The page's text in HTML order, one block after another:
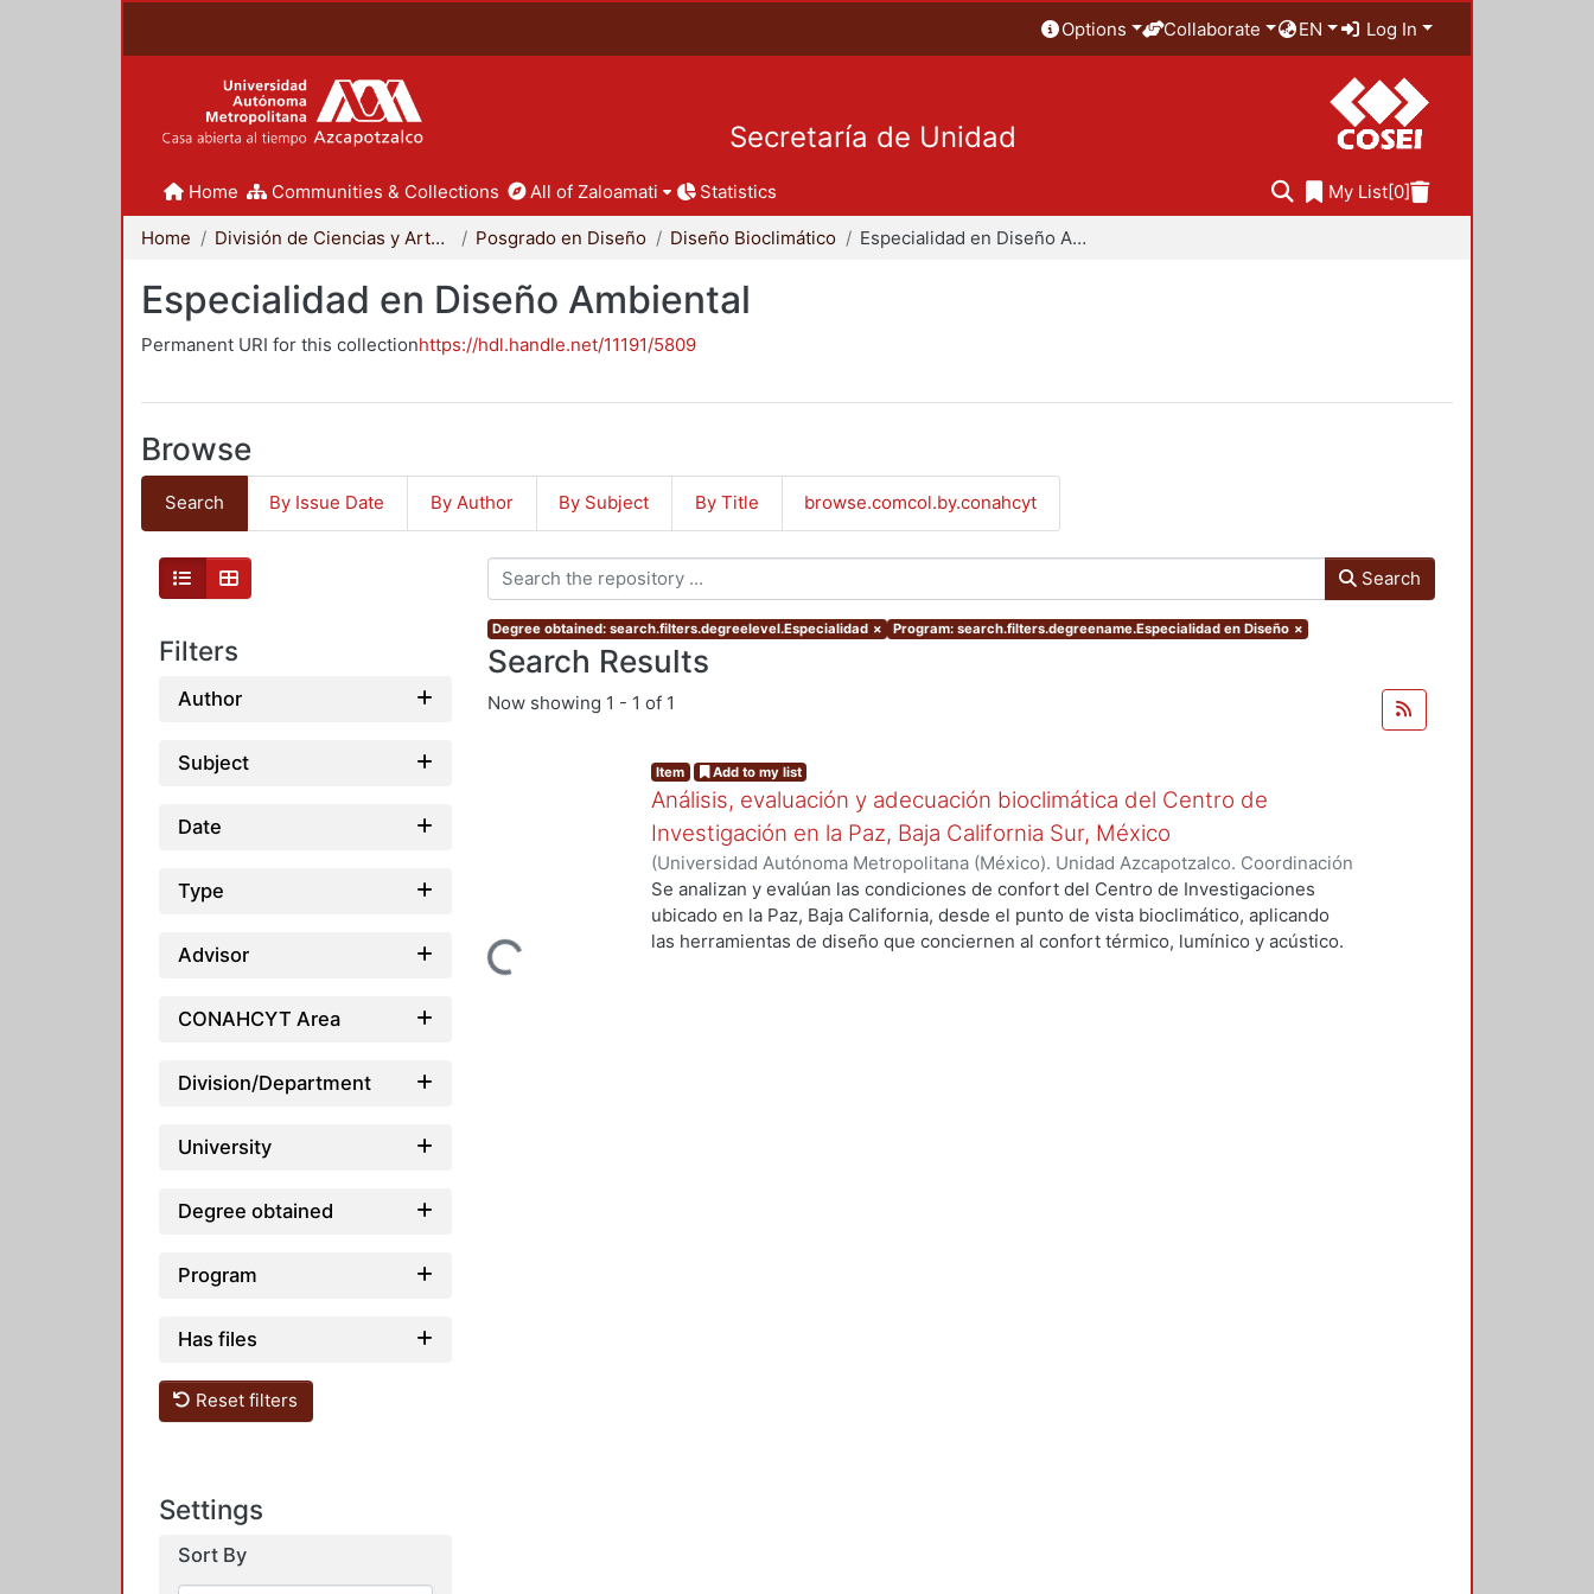
Options Collaborate EN Log In
Secretaría de Unidad
Home Communities & Collections All of Zaloamati Statistics My List[0]
Home División de Ciencias y Artes para el Diseño Posgrado en Diseño Diseño Bioclimático Especialidad en Diseño Ambiental
Especialidad en Diseño Ambiental
Permanent URI for this collectionhttps://hdl.handle.net/11191/5809
Browse
Search By Issue Date By Author By Subject By Title browse.comcol.by.conahcyt
Filters
Author
Subject
Date
Type
Advisor
CONAHCYT Area
Division/Department
University
Degree obtained
Program
Has files
Reset filters
Settings
Sort By
Search
Degree obtained: search.filters.degreelevel.Especialidad × Program: search.filters.degreename.Especialidad en Diseño ×
Search Results
Now showing 1 - 1 of 1
Loading...
Item Add to my list
Análisis, evaluación y adecuación bioclimática del Centro de
Investigación en la Paz, Baja California Sur, México
(Universidad Autónoma Metropolitana (México). Unidad Azcapotzalco. Coordinación
de Servicios de Información.,1999-12 )García Tavera, José Luis
Se analizan y evalúan las condiciones de confort del Centro de Investigaciones
ubicado en la Paz, Baja California, desde el punto de vista bioclimático, aplicando
las herramientas de diseño que conciernen al confort térmico, lumínico y acústico.